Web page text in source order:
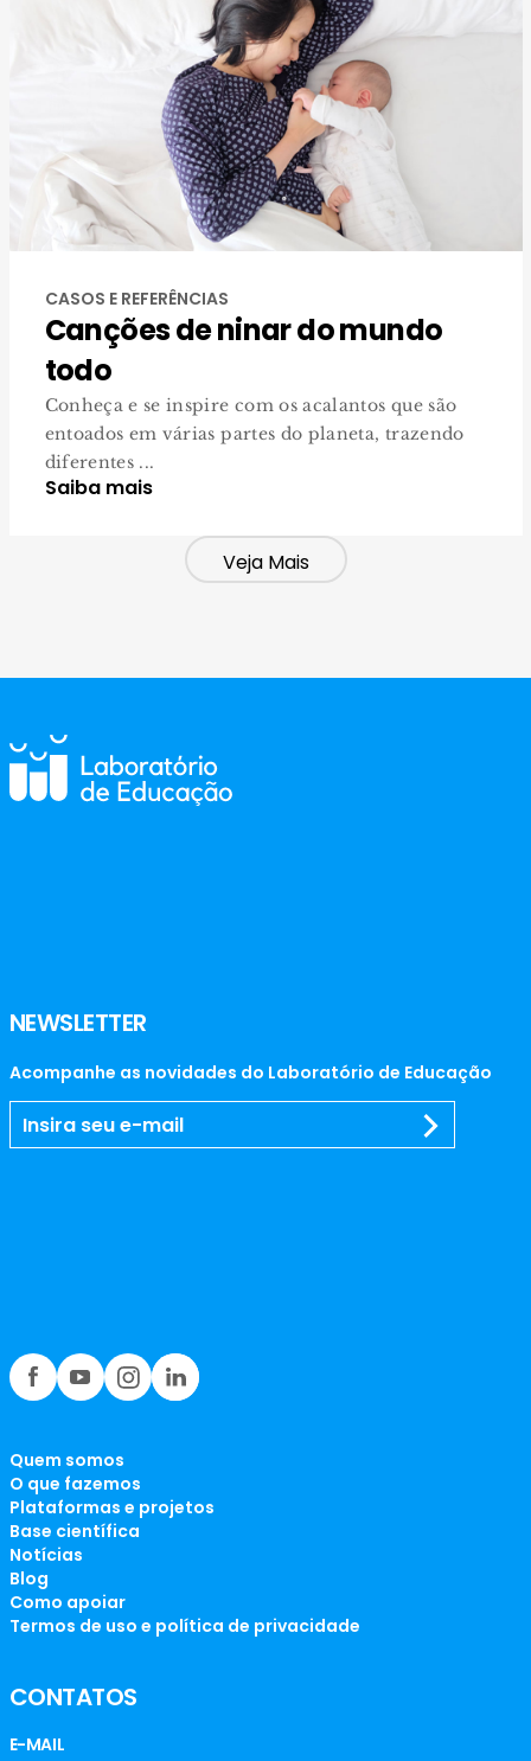
CASOS E REFERÊNCIAS
Canções de ninar do mundo
todo
Conheça e se inspire com os acalantos que são
entoados em várias partes do planeta, trazendo
diferentes ...
Saiba mais
Veja Mais
NEWSLETTER
Acompanhe as novidades do Laboratório de Educação
Quem somos
O que fazemos
Plataformas e projetos
Base científica
Notícias
Blog
Como apoiar
Termos de uso e política de privacidade
CONTATOS
E-MAIL